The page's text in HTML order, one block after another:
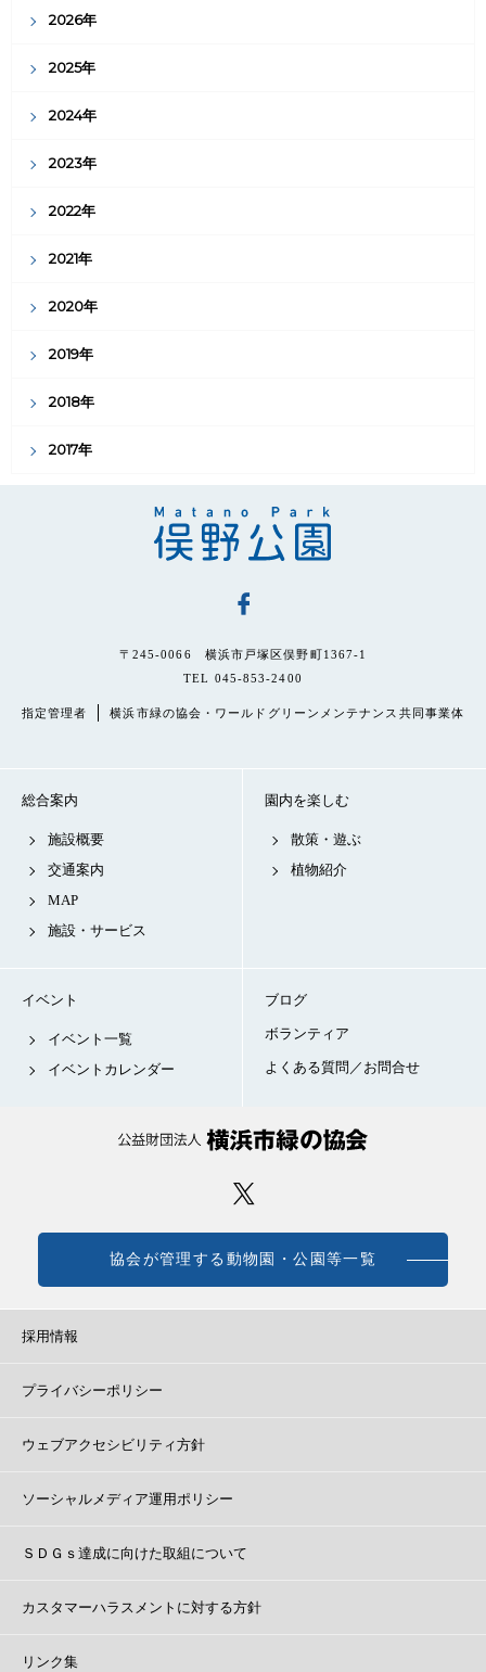
2026年
2025年
2024年
2023年
2022年
2021年
2020年
2019年
2018年
2017年
〒245-0066 横浜市戸塚区俣野町1367-1
TEL 045-853-2400
指定管理者 横浜市緑の協会・ワールドグリーンメンテナンス共同事業体
総合案内
施設概要
交通案内
MAP
施設・サービス
園内を楽しむ
散策・遊ぶ
植物紹介
イベント
イベント一覧
イベントカレンダー
ブログ
ボランティア
よくある質問／お問合せ
協会が管理する動物園・公園等一覧
採用情報
プライバシーポリシー
ウェブアクセシビリティ方針
ソーシャルメディア運用ポリシー
ＳＤＧｓ達成に向けた取組について
カスタマーハラスメントに対する方針
リンク集